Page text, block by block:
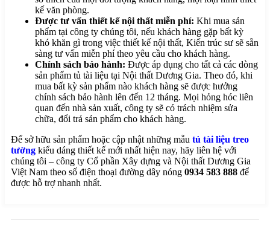
kế văn phòng.
Được tư vấn thiết kế nội thất miễn phí: Khi mua sản
phẩm tại công ty chúng tôi, nếu khách hàng gặp bất kỳ
khó khăn gì trong việc thiết kế nội thất, Kiến trúc sư sẽ sẵn
sàng tư vấn miễn phí theo yêu cầu cho khách hàng.
Chính sách bảo hành: Được áp dụng cho tất cả các dòng
sản phẩm tủ tài liệu tại Nội thất Dương Gia. Theo đó, khi
mua bất kỳ sản phẩm nào khách hàng sẽ được hưởng
chính sách bảo hành lên đến 12 tháng. Mọi hỏng hóc liên
quan đến nhà sản xuất, công ty sẽ có trách nhiệm sửa
chữa, đổi trả sản phẩm cho khách hàng.
Để sở hữu sản phẩm hoặc cập nhật những mẫu tủ tài liệu treo
tường kiểu dáng thiết kế mới nhất hiện nay, hãy liên hệ với
chúng tôi – công ty Cổ phần Xây dựng và Nội thất Dương Gia
Việt Nam theo số điện thoại đường dây nóng 0934 583 888 để
được hỗ trợ nhanh nhất.